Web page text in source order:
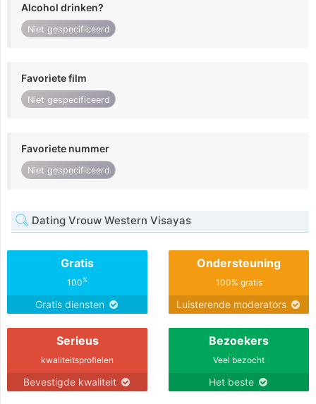
Alcohol drinken?
Niet gespecificeerd
Favoriete film
Niet gespecificeerd
Favoriete nummer
Niet gespecificeerd
Dating Vrouw Western Visayas
Gratis
100%
Gratis diensten
Ondersteuning
100% gratis
Luisterende moderators
Serieus
kwaliteitsprofielen
Bevestigde kwaliteit
Bezoekers
Veel bezocht
Het beste